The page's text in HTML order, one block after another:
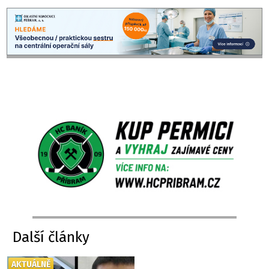
Další články
AKTUÁLNĚ